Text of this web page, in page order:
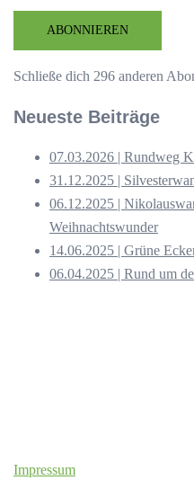
AdresseABONNIEREN
Schließe dich 296 anderen
Neueste Beiträge
07.03.2026 | Rundweg
31.12.2025 |
06.12.2025 |
Weihnachtswunder
14.06.2025 | Grüne
06.04.2025 | Rund um
Impressum